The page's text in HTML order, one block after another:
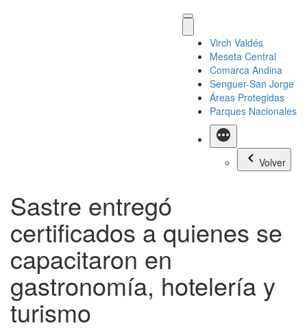
Virch Valdés
Meseta Central
Comarca Andina
Senguer-San Jorge
Áreas Protegidas
Parques Nacionales
Más
Volver
Sastre entregó
certificados a quienes se
capacitaron en
gastronomía, hotelería y
turismo